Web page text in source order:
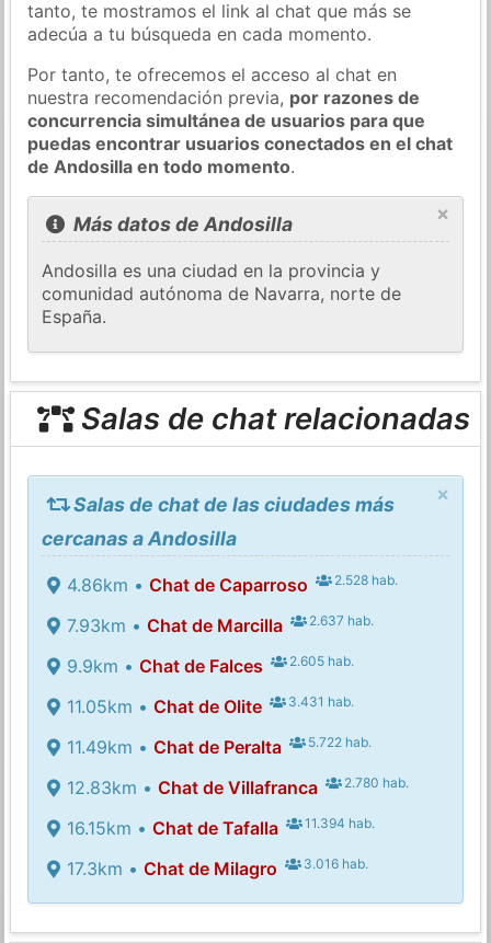
tanto, te mostramos el link al chat que más se
adecúa a tu búsqueda en cada momento.
Por tanto, te ofrecemos el acceso al chat en
nuestra recomendación previa, por razones de
concurrencia simultánea de usuarios para que
puedas encontrar usuarios conectados en el chat
de Andosilla en todo momento.
×
Más datos de Andosilla
Andosilla es una ciudad en la provincia y
comunidad autónoma de Navarra, norte de
España.
Salas de chat relacionadas
×
Salas de chat de las ciudades más
cercanas a Andosilla
4.86km • Chat de Caparroso 2.528 hab.
7.93km • Chat de Marcilla 2.637 hab.
9.9km • Chat de Falces 2.605 hab.
11.05km • Chat de Olite 3.431 hab.
11.49km • Chat de Peralta 5.722 hab.
12.83km • Chat de Villafranca 2.780 hab.
16.15km • Chat de Tafalla 11.394 hab.
17.3km • Chat de Milagro 3.016 hab.